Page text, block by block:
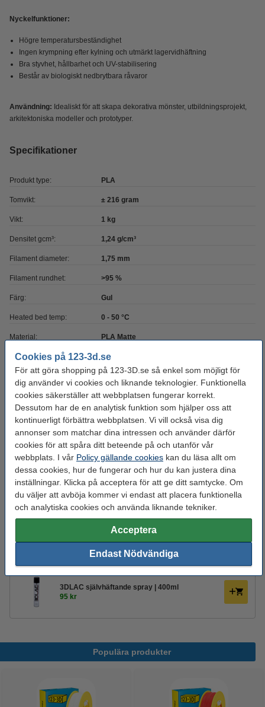
Cookies på 123-3d.se
För att göra shopping på 123-3D.se så enkel som möjligt för
dig använder vi cookies och liknande teknologier. Funktionella
cookies säkerställer att webbplatsen fungerar korrekt.
Dessutom har de en analytisk funktion som hjälper oss att
kontinuerligt förbättra webbplatsen. Vi vill också visa dig
annonser som matchar dina intressen och använder därför
cookies för att spåra ditt beteende på och utanför vår
webbplats. I vår Policy gällande cookies kan du läsa allt om
dessa cookies, hur de fungerar och hur du kan justera dina
inställningar. Klicka på acceptera för att ge ditt samtycke. Om
du väljer att avböja kommer vi endast att placera funktionella
och analytiska cookies och använda liknande tekniker.
Acceptera
Endast Nödvändiga
Nyckelfunktioner:
Högre temperatursbeständighet
Ingen krympning efter kylning och utmärkt lagervidhäftning
Bra styvhet, hållbarhet och UV-stabilisering
Består av biologiskt nedbrytbara råvaror
Användning: Idealiskt för att skapa dekorativa mönster, utbildningsprojekt,
arkitektoniska modeller och prototyper.
Specifikationer
Produkt type: PLA
Tomvikt: ± 216 gram
Vikt: 1 kg
Densitet gcm³: 1,24 g/cm³
Filament diameter: 1,75 mm
Filament rundhet: >95 %
Färg: Gul
Heated bed temp: 0 - 50 °C
Material: PLA Matte
Max avvikelse: ± 0,05 mm
temperaturområde:
Spolens bredd: 6,8 cm
Spolens inre diameter: Ø 5,2 cm
Spolens ytterdiameter: Ø 20,0 cm
Varumärke: 123-3D
Produktkod: DHM00107
Glöm inte att beställa!
123-3D Efterbehandlingsset för 3D-utskrifter
3DLAC självhäftande spray | 400ml
95 kr
Populära produkter